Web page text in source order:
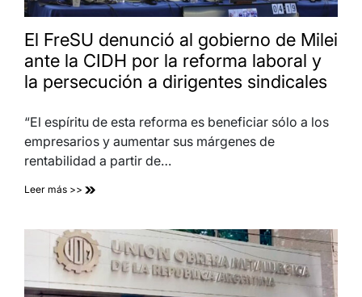
El FreSU denunció al gobierno de Milei
ante la CIDH por la reforma laboral y
la persecución a dirigentes sindicales
“El espíritu de esta reforma es beneficiar sólo a los
empresarios y aumentar sus márgenes de
rentabilidad a partir de…
Leer más >>